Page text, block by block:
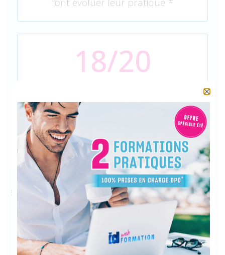
font évoluer leur pratique *
18/20
* Chiffres issus de l’enquête de satisfaction réalisée
auprès de 1 230 apprenants – Septembre 2021 à Juin
2022
Une belle et bonne expérience qui vient
compléter mes connaissances
professionnelles. La formation (restaurer la
dent délabrée et dépulpée ) est une formation
de qualité et d’une valeur scientifique